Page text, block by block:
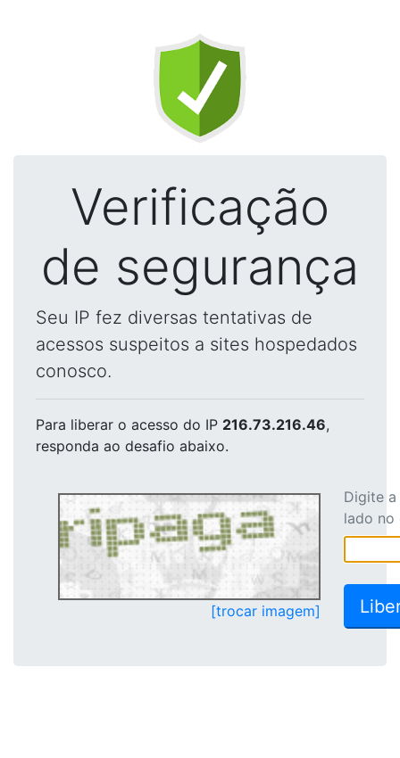
Verificação
de segurança
Seu IP fez diversas tentativas de
acessos suspeitos a sites hospedados
conosco.
Para liberar o acesso do IP 216.73.216.46,
responda ao desafio abaixo.
[trocar imagem]
Digite
lado no